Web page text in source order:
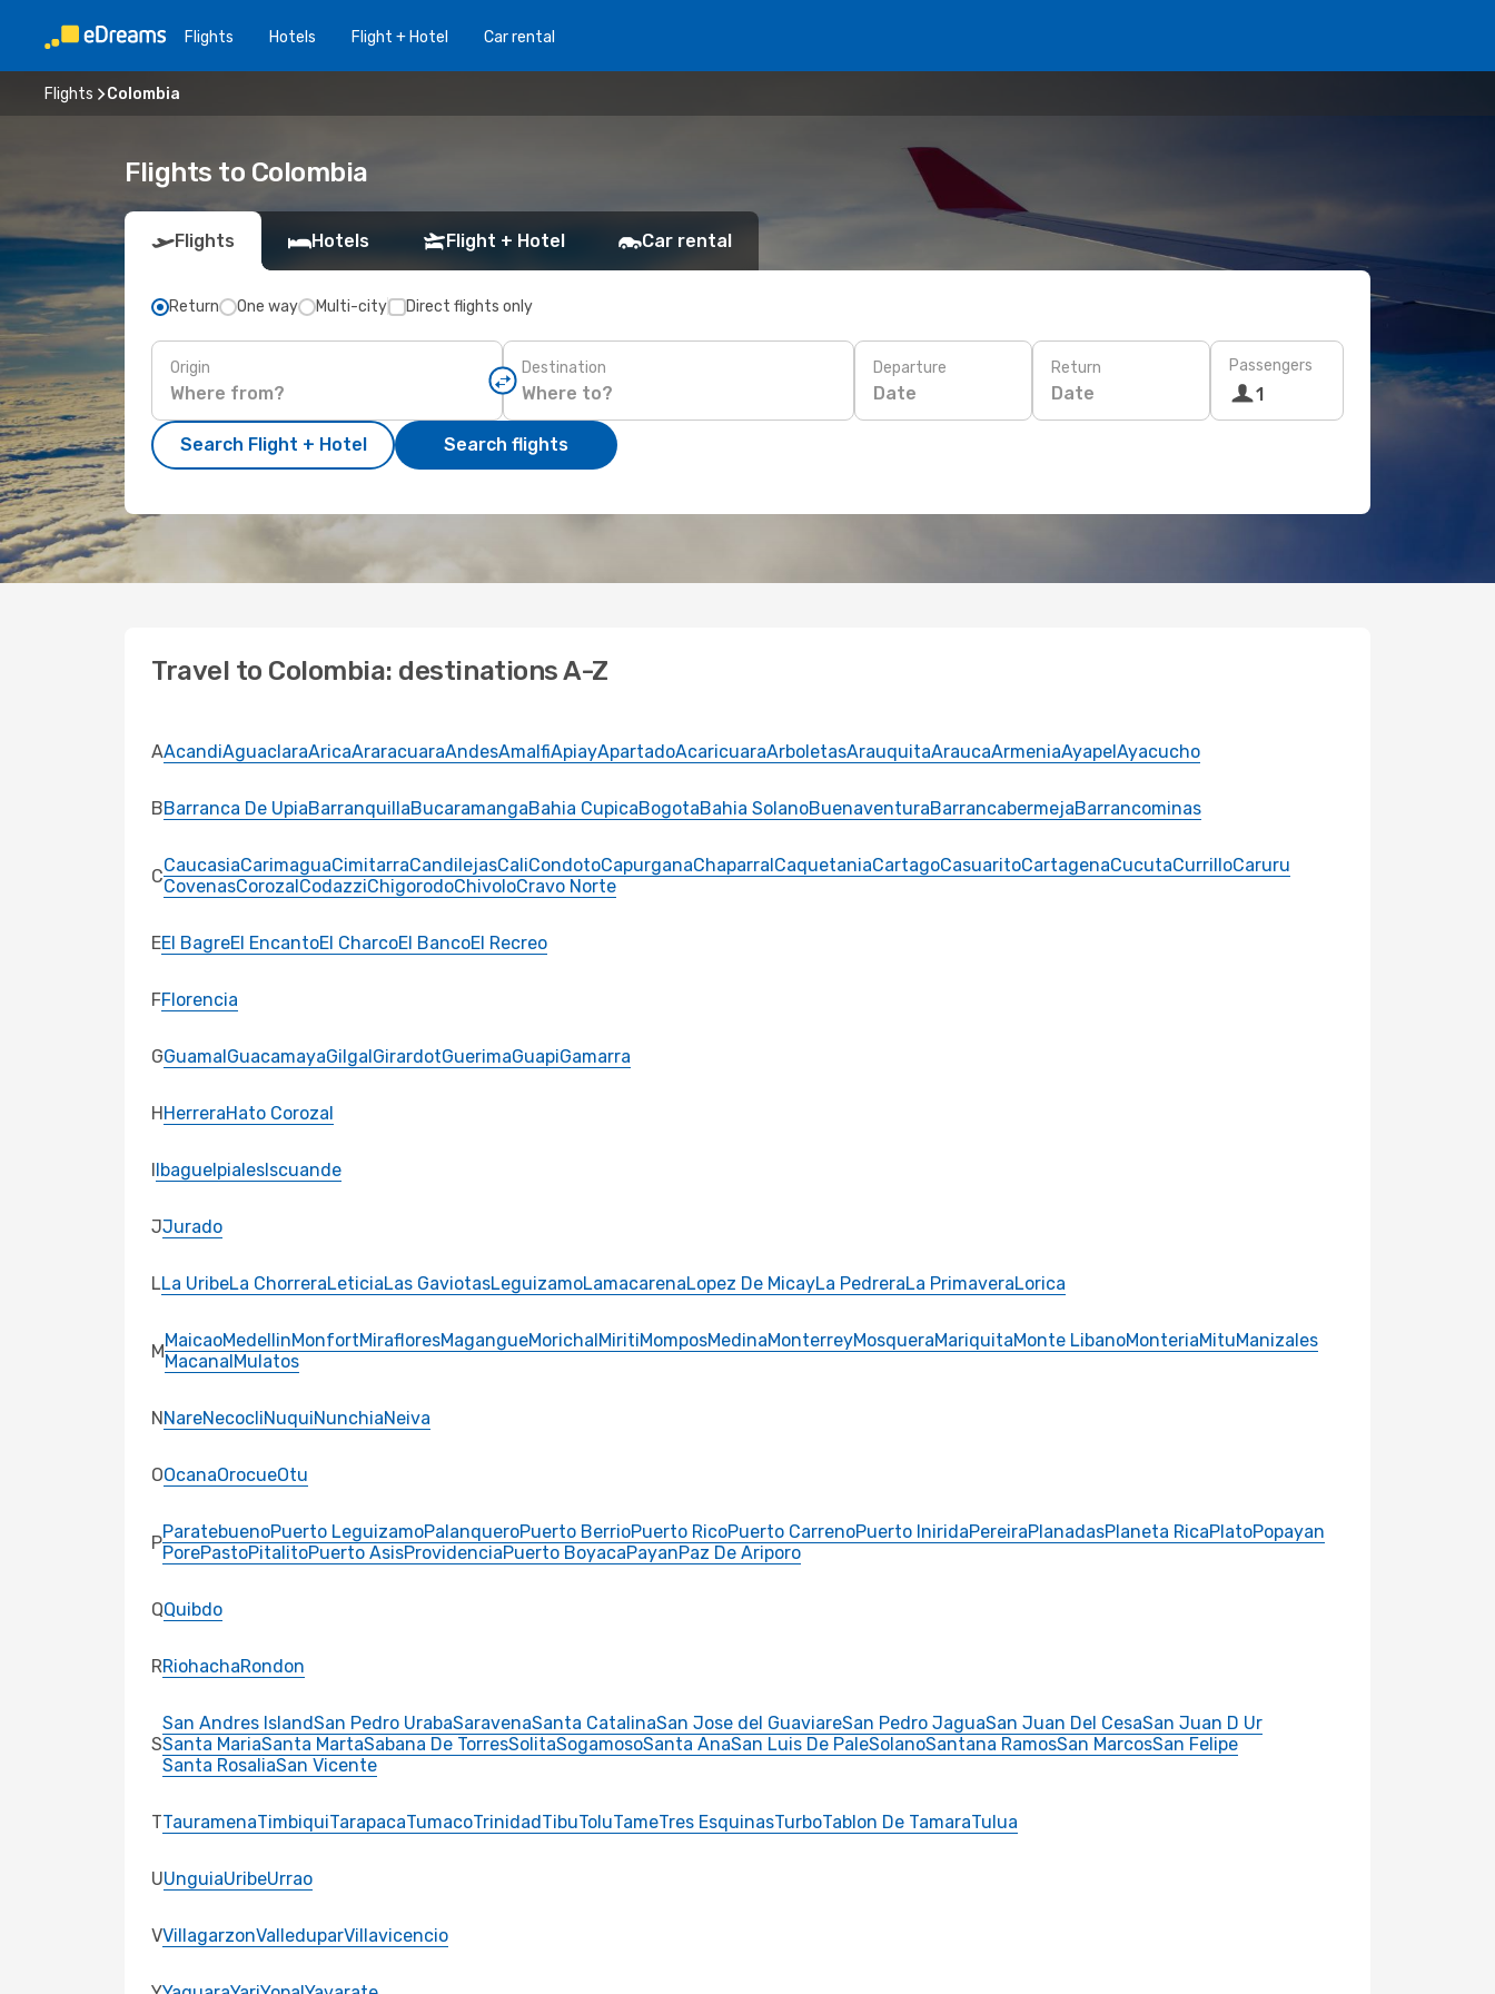
Flights Hotels Flight + Hotel Car rental
Flights Colombia
Flights to Colombia
Flights Hotels Flight + Hotel Car rental
Return One way Multi-city Direct flights only
Origin Destination Departure
Date
Return
Date
Passengers
1
Search Flight + Hotel Search flights
Travel to Colombia: destinations A-Z
AAcandiAguaclaraAricaAraracuaraAndesAmalfiApiayApartadoAcaricuaraArboletasArauquitaAraucaArmeniaAyapelAyacucho
BBarranca De UpiaBarranquillaBucaramangaBahia CupicaBogotaBahia SolanoBuenaventuraBarrancabermejaBarrancominas
CCaucasiaCarimaguaCimitarraCandilejasCaliCondotoCapurganaChaparralCaquetaniaCartagoCasuaritoCartagenaCucutaCurrilloCaruru
CovenasCorozalCodazziChigorodoChivoloCravo Norte
EEl BagreEl EncantoEl CharcoEl BancoEl Recreo
FFlorencia
GGuamalGuacamayaGilgalGirardotGuerimaGuapiGamarra
HHerreraHato Corozal
IIbagueIpialesIscuande
JJurado
LLa UribeLa ChorreraLeticiaLas GaviotasLeguizamoLamacarenaLopez De MicayLa PedreraLa PrimaveraLorica
MMaicaoMedellinMonfortMirafloresMagangueMorichalMiritiMomposMedinaMonterreyMosqueraMariquitaMonte LibanoMonteriaMituManizales
MacanalMulatos
NNareNecocliNuquiNunchiaNeiva
OOcanaOrocueOtu
PParatebuenoPuerto LeguizamoPalanqueroPuerto BerrioPuerto RicoPuerto CarrenoPuerto IniridaPereiraPlanadasPlaneta RicaPlatoPopayan
PorePastoPitalitoPuerto AsisProvidenciaPuerto BoyacaPayanPaz De Ariporo
QQuibdo
RRiohachaRondon
S
San Andres IslandSan Pedro UrabaSaravenaSanta CatalinaSan Jose del GuaviareSan Pedro JaguaSan Juan Del CesaSan Juan D Ur
Santa MariaSanta MartaSabana De TorresSolitaSogamosoSanta AnaSan Luis De PaleSolanoSantana RamosSan MarcosSan Felipe
Santa RosaliaSan Vicente
TTauramenaTimbiquiTarapacaTumacoTrinidadTibuToluTameTres EsquinasTurboTablon De TamaraTulua
UUnguiaUribeUrrao
VVillagarzonValleduparVillavicencio